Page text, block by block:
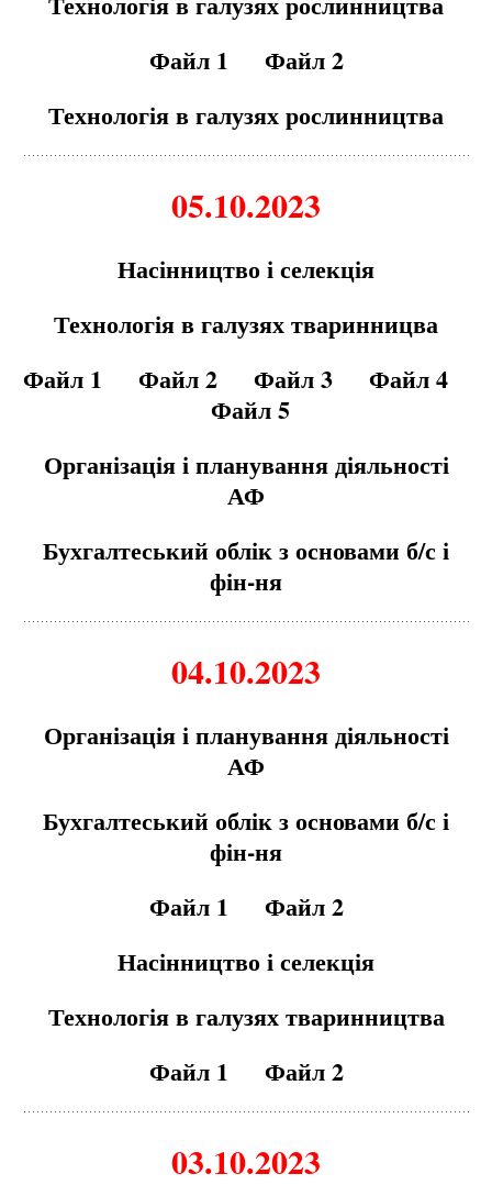
Файл 1
Файл 2
Технологія в галузях рослинництва
05.10.2023
Насінництво і селекція
Технологія в галузях тваринницва
Файл 1
Файл 2 Файл 3
Файл 4
Файл 5
Організація і планування діяльності
АФ
Бухгалтеський облік з основами б/с і
фін-ня
04.10.2023
Організація і планування діяльності
АФ
Бухгалтеський облік з основами б/с і
фін-ня
Файл 1
Файл 2
Насінництво і селекція
Технологія в галузях тваринництва
Файл 1
Файл 2
03.10.2023